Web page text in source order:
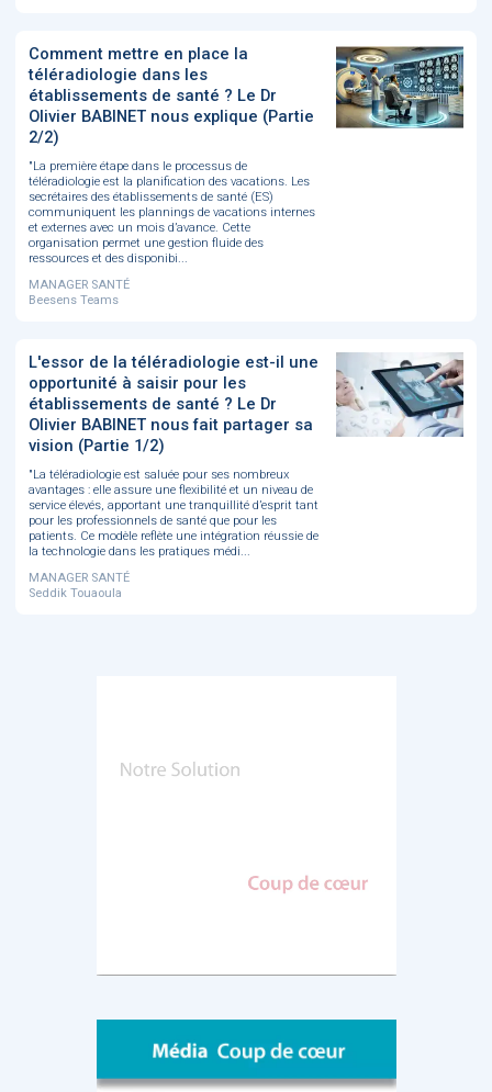
Comment mettre en place la
téléradiologie dans les
établissements de santé ? Le Dr
Olivier BABINET nous explique (Partie
2/2)
"La première étape dans le processus de
téléradiologie est la planification des vacations. Les
secrétaires des établissements de santé (ES)
communiquent les plannings de vacations internes
et externes avec un mois d’avance. Cette
organisation permet une gestion fluide des
ressources et des disponibi...
MANAGER SANTÉ
Beesens Teams
L'essor de la téléradiologie est-il une
opportunité à saisir pour les
établissements de santé ? Le Dr
Olivier BABINET nous fait partager sa
vision (Partie 1/2)
"La téléradiologie est saluée pour ses nombreux
avantages : elle assure une flexibilité et un niveau de
service élevés, apportant une tranquillité d’esprit tant
pour les professionnels de santé que pour les
patients. Ce modèle reflète une intégration réussie de
la technologie dans les pratiques médi...
MANAGER SANTÉ
Seddik Touaoula